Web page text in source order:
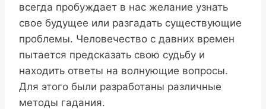
всегда пробуждает в нас желание узнать
свое будущее или разгадать существующие
проблемы. Человечество с давних времен
пытается предсказать свою судьбу и
находить ответы на волнующие вопросы.
Для этого были разработаны различные
методы гадания.